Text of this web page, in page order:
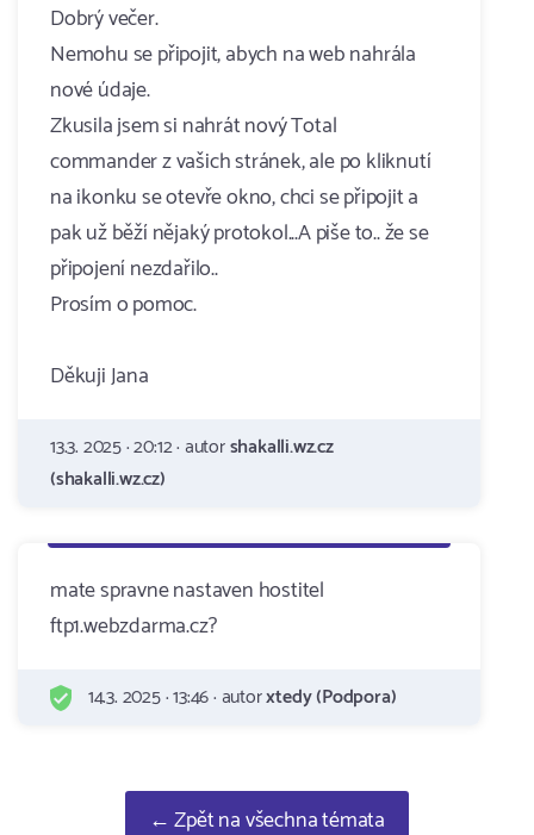
Dobrý večer.
Nemohu se připojit, abych na web nahrála
nové údaje.
Zkusila jsem si nahrát nový Total
commander z vašich stránek, ale po kliknutí
na ikonku se otevře okno, chci se připojit a
pak už běží nějaký protokol...A piše to.. že se
připojení nezdařilo..
Prosím o pomoc.
Děkuji Jana
13.3. 2025 · 20:12 · autorshakalli.wz.cz
(shakalli.wz.cz)
mate spravne nastaven hostitel
ftp1.webzdarma.cz?
14.3. 2025 · 13:46 · autorxtedy (Podpora)
← Zpět na všechna témata